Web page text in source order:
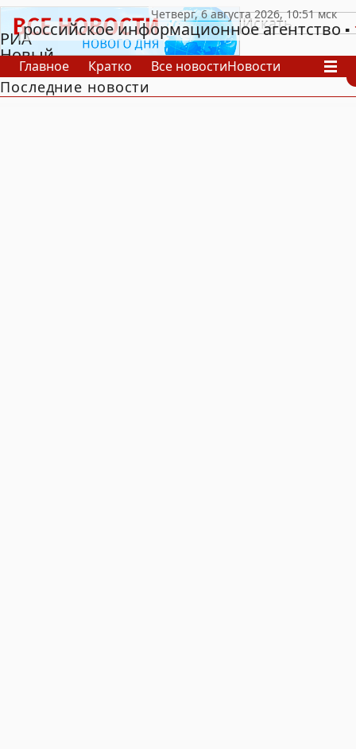
РИА
Новый
День
российское информационное агентство
Главное Кратко Все новостиНовости
В России
В мире
Последние новости